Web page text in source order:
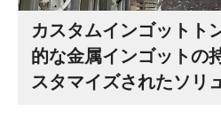
カスタムインゴットト
的な金属インゴットの
スタマイズされたソリ